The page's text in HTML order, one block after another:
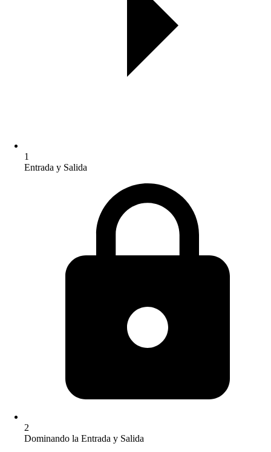
1
Entrada y Salida
2
Dominando la Entrada y Salida